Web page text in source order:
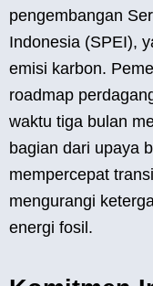
pengembangan
Indonesia (SPEI),
emisi karbon.
roadmap
waktu tiga bulan
bagian dari upaya
mempercepat
mengurangi
energi fosil.